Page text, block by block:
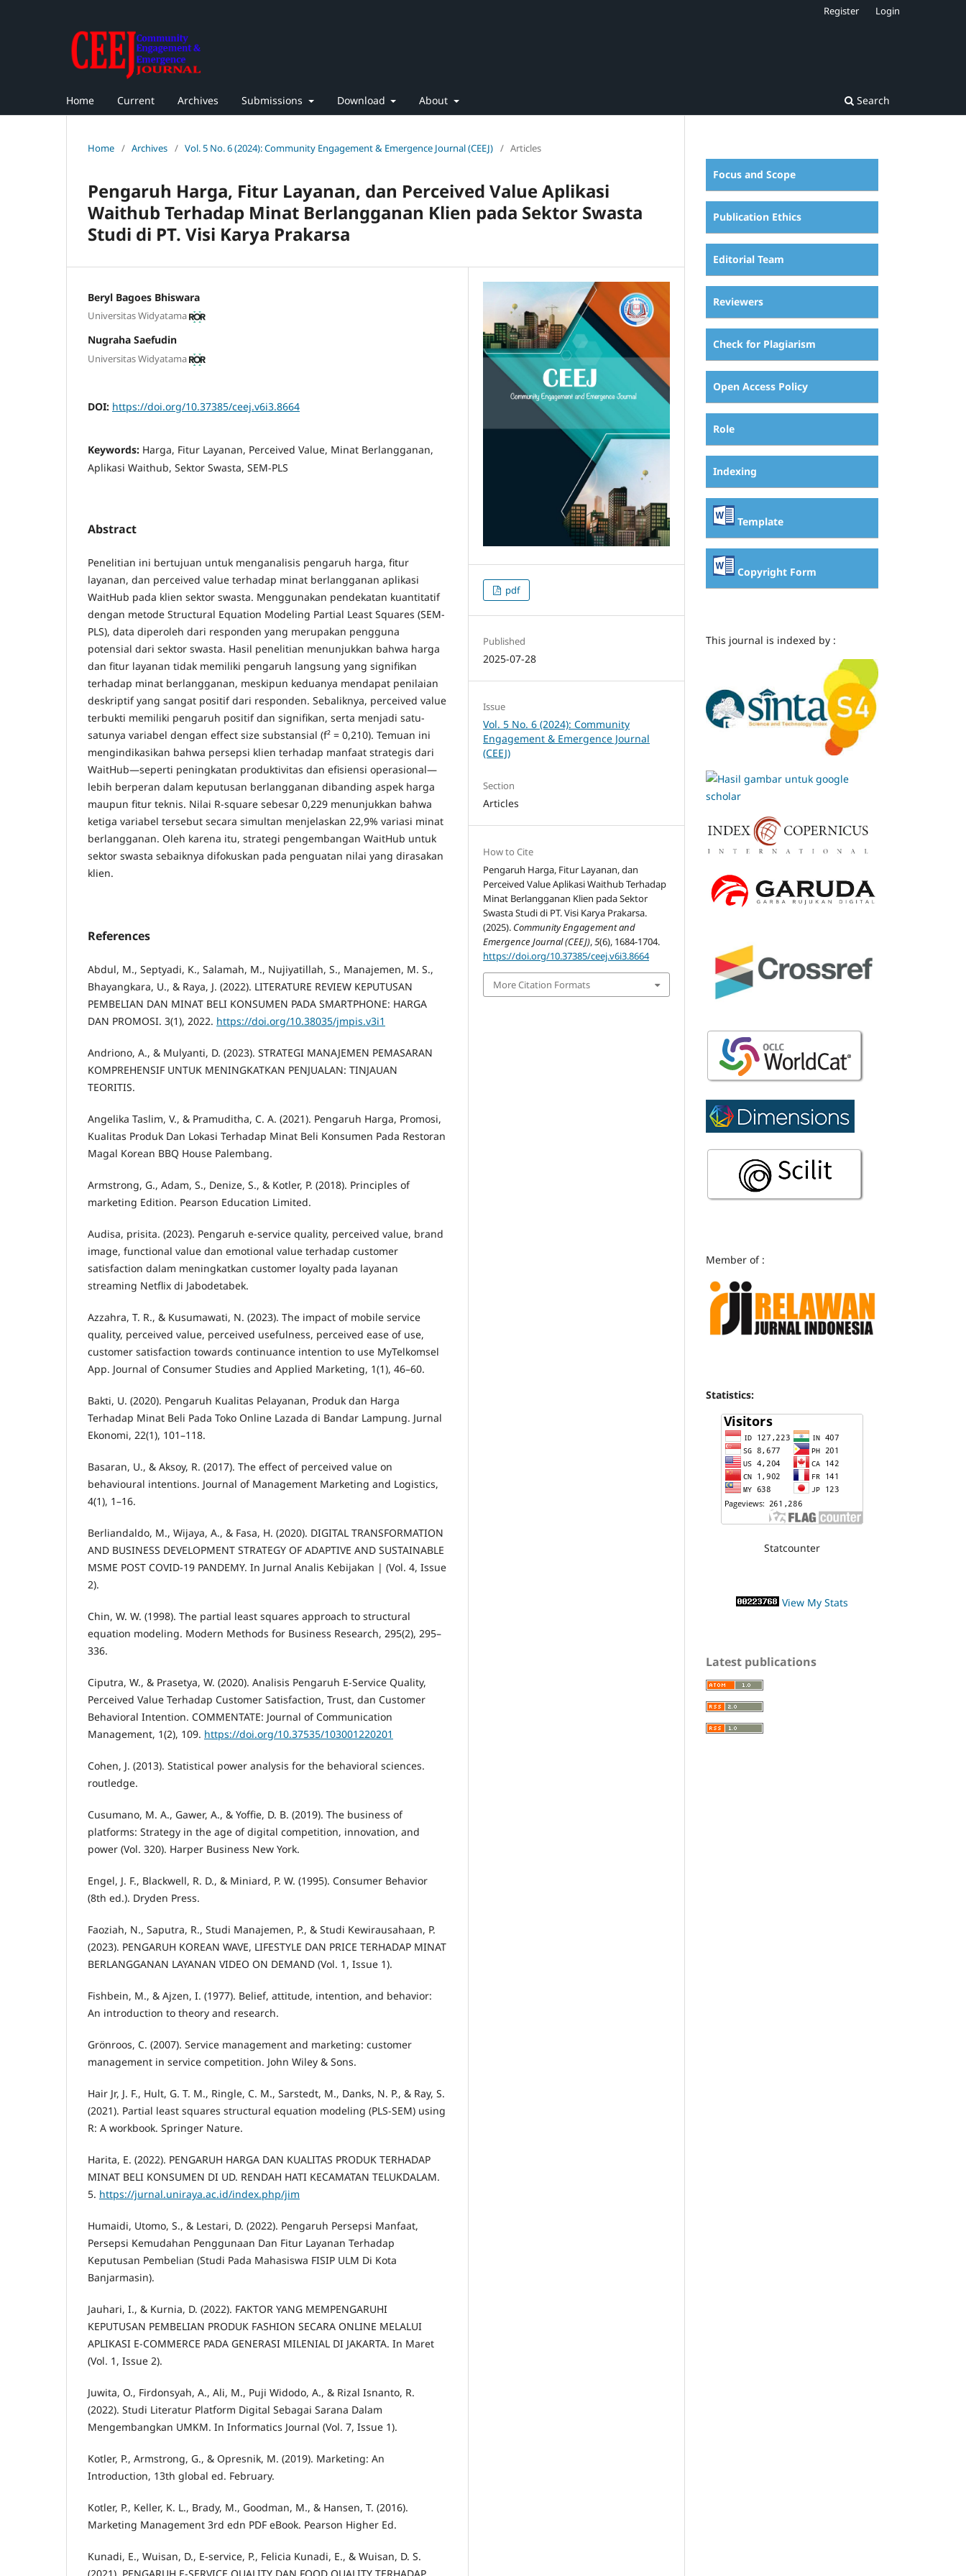
Home Current Archives Submissions Download About Search
Register Login
Home / Archives / Vol. 5 No. 6 (2024): Community Engagement & Emergence Journal (CEEJ) / Articles
Pengaruh Harga, Fitur Layanan, dan Perceived Value Aplikasi
Waithub Terhadap Minat Berlangganan Klien pada Sektor Swasta
Studi di PT. Visi Karya Prakarsa
Beryl Bagoes Bhiswara
Universitas Widyatama
Nugraha Saefudin
Universitas Widyatama
DOI: https://doi.org/10.37385/ceej.v6i3.8664
Keywords: Harga, Fitur Layanan, Perceived Value, Minat Berlangganan,
Aplikasi Waithub, Sektor Swasta, SEM-PLS
Abstract
Penelitian ini bertujuan untuk menganalisis pengaruh harga, fitur
layanan, dan perceived value terhadap minat berlangganan aplikasi
WaitHub pada klien sektor swasta. Menggunakan pendekatan kuantitatif
dengan metode Structural Equation Modeling Partial Least Squares (SEM-
PLS), data diperoleh dari responden yang merupakan pengguna
potensial dari sektor swasta. Hasil penelitian menunjukkan bahwa harga
dan fitur layanan tidak memiliki pengaruh langsung yang signifikan
terhadap minat berlangganan, meskipun keduanya mendapat penilaian
deskriptif yang sangat positif dari responden. Sebaliknya, perceived value
terbukti memiliki pengaruh positif dan signifikan, serta menjadi satu-
satunya variabel dengan effect size substansial (f² = 0,210). Temuan ini
mengindikasikan bahwa persepsi klien terhadap manfaat strategis dari
WaitHub—seperti peningkatan produktivitas dan efisiensi operasional—
lebih berperan dalam keputusan berlangganan dibanding aspek harga
maupun fitur teknis. Nilai R-square sebesar 0,229 menunjukkan bahwa
ketiga variabel tersebut secara simultan menjelaskan 22,9% variasi minat
berlangganan. Oleh karena itu, strategi pengembangan WaitHub untuk
sektor swasta sebaiknya difokuskan pada penguatan nilai yang dirasakan
klien.
References
Abdul, M., Septyadi, K., Salamah, M., Nujiyatillah, S., Manajemen, M. S.,
Bhayangkara, U., & Raya, J. (2022). LITERATURE REVIEW KEPUTUSAN
PEMBELIAN DAN MINAT BELI KONSUMEN PADA SMARTPHONE: HARGA
DAN PROMOSI. 3(1), 2022. https://doi.org/10.38035/jmpis.v3i1
Andriono, A., & Mulyanti, D. (2023). STRATEGI MANAJEMEN PEMASARAN
KOMPREHENSIF UNTUK MENINGKATKAN PENJUALAN: TINJAUAN
TEORITIS.
Angelika Taslim, V., & Pramuditha, C. A. (2021). Pengaruh Harga, Promosi,
Kualitas Produk Dan Lokasi Terhadap Minat Beli Konsumen Pada Restoran
Magal Korean BBQ House Palembang.
Armstrong, G., Adam, S., Denize, S., & Kotler, P. (2018). Principles of
marketing Edition. Pearson Education Limited.
Audisa, prisita. (2023). Pengaruh e-service quality, perceived value, brand
image, functional value dan emotional value terhadap customer
satisfaction dalam meningkatkan customer loyalty pada layanan
streaming Netflix di Jabodetabek.
Azzahra, T. R., & Kusumawati, N. (2023). The impact of mobile service
quality, perceived value, perceived usefulness, perceived ease of use,
customer satisfaction towards continuance intention to use MyTelkomsel
App. Journal of Consumer Studies and Applied Marketing, 1(1), 46–60.
Bakti, U. (2020). Pengaruh Kualitas Pelayanan, Produk dan Harga
Terhadap Minat Beli Pada Toko Online Lazada di Bandar Lampung. Jurnal
Ekonomi, 22(1), 101–118.
Basaran, U., & Aksoy, R. (2017). The effect of perceived value on
behavioural intentions. Journal of Management Marketing and Logistics,
4(1), 1–16.
Berliandaldo, M., Wijaya, A., & Fasa, H. (2020). DIGITAL TRANSFORMATION
AND BUSINESS DEVELOPMENT STRATEGY OF ADAPTIVE AND SUSTAINABLE
MSME POST COVID-19 PANDEMY. In Jurnal Analis Kebijakan | (Vol. 4, Issue
2).
Chin, W. W. (1998). The partial least squares approach to structural
equation modeling. Modern Methods for Business Research, 295(2), 295–
336.
Ciputra, W., & Prasetya, W. (2020). Analisis Pengaruh E-Service Quality,
Perceived Value Terhadap Customer Satisfaction, Trust, dan Customer
Behavioral Intention. COMMENTATE: Journal of Communication
Management, 1(2), 109. https://doi.org/10.37535/103001220201
Cohen, J. (2013). Statistical power analysis for the behavioral sciences.
routledge.
Cusumano, M. A., Gawer, A., & Yoffie, D. B. (2019). The business of
platforms: Strategy in the age of digital competition, innovation, and
power (Vol. 320). Harper Business New York.
Engel, J. F., Blackwell, R. D., & Miniard, P. W. (1995). Consumer Behavior
(8th ed.). Dryden Press.
Faoziah, N., Saputra, R., Studi Manajemen, P., & Studi Kewirausahaan, P.
(2023). PENGARUH KOREAN WAVE, LIFESTYLE DAN PRICE TERHADAP MINAT
BERLANGGANAN LAYANAN VIDEO ON DEMAND (Vol. 1, Issue 1).
Fishbein, M., & Ajzen, I. (1977). Belief, attitude, intention, and behavior:
An introduction to theory and research.
Grönroos, C. (2007). Service management and marketing: customer
management in service competition. John Wiley & Sons.
Hair Jr, J. F., Hult, G. T. M., Ringle, C. M., Sarstedt, M., Danks, N. P., & Ray, S.
(2021). Partial least squares structural equation modeling (PLS-SEM) using
R: A workbook. Springer Nature.
Harita, E. (2022). PENGARUH HARGA DAN KUALITAS PRODUK TERHADAP
MINAT BELI KONSUMEN DI UD. RENDAH HATI KECAMATAN TELUKDALAM.
5. https://jurnal.uniraya.ac.id/index.php/jim
Humaidi, Utomo, S., & Lestari, D. (2022). Pengaruh Persepsi Manfaat,
Persepsi Kemudahan Penggunaan Dan Fitur Layanan Terhadap
Keputusan Pembelian (Studi Pada Mahasiswa FISIP ULM Di Kota
Banjarmasin).
Jauhari, I., & Kurnia, D. (2022). FAKTOR YANG MEMPENGARUHI
KEPUTUSAN PEMBELIAN PRODUK FASHION SECARA ONLINE MELALUI
APLIKASI E-COMMERCE PADA GENERASI MILENIAL DI JAKARTA. In Maret
(Vol. 1, Issue 2).
Juwita, O., Firdonsyah, A., Ali, M., Puji Widodo, A., & Rizal Isnanto, R.
(2022). Studi Literatur Platform Digital Sebagai Sarana Dalam
Mengembangkan UMKM. In Informatics Journal (Vol. 7, Issue 1).
Kotler, P., Armstrong, G., & Opresnik, M. (2019). Marketing: An
Introduction, 13th global ed. February.
Kotler, P., Keller, K. L., Brady, M., Goodman, M., & Hansen, T. (2016).
Marketing Management 3rd edn PDF eBook. Pearson Higher Ed.
Kunadi, E., Wuisan, D., E-service, P., Felicia Kunadi, E., & Wuisan, D. S.
pdf
Published
2025-07-28
Issue
Vol. 5 No. 6 (2024): Community
Engagement & Emergence Journal
(CEEJ)
Section
Articles
How to Cite
Pengaruh Harga, Fitur Layanan, dan
Perceived Value Aplikasi Waithub Terhadap
Minat Berlangganan Klien pada Sektor
Swasta Studi di PT. Visi Karya Prakarsa.
(2025). Community Engagement and
Emergence Journal (CEEJ),5(6), 1684-1704.
https://doi.org/10.37385/ceej.v6i3.8664
More Citation Formats
Focus and Scope
Publication Ethics
Editorial Team
Reviewers
Check for Plagiarism
Open Access Policy
Role
Indexing
Template
Copyright Form
This journal is indexed by :
Member of :
Statistics:
Statcounter
View My Stats
Latest publications